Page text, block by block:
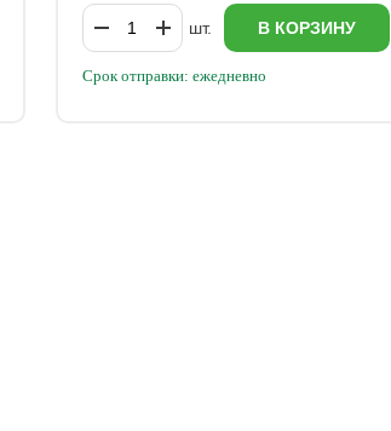
шт. В КОРЗИНУ
Срок отправки: ежедневно